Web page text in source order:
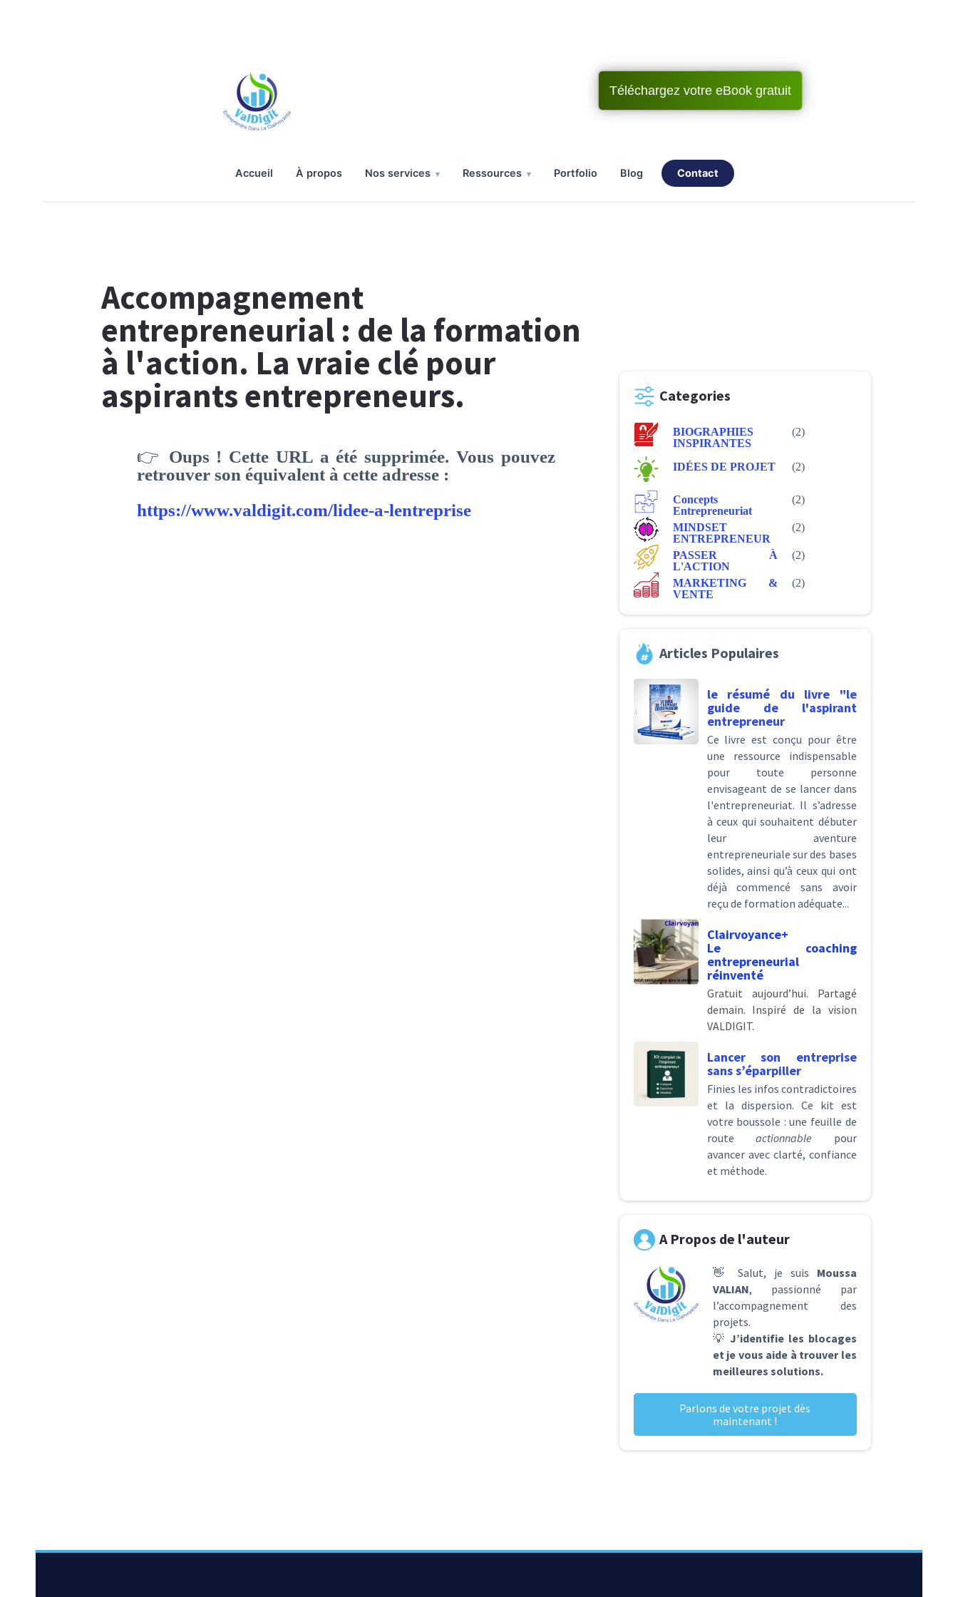
Téléchargez votre eBook gratuit
accueil à propos nos services ressources portfolio blog contact
Accompagnement
entrepreneurial : de la formation
à l'action. La vraie clé pour
aspirants entrepreneurs.
👉 Oups ! Cette URL a été supprimée. Vous pouvez
retrouver son équivalent à cette adresse :
https://www.valdigit.com/lidee-a-lentreprise
Categories
BIOGRAPHIES
INSPIRANTES
(2)
IDÉES DE PROJET (2)
Concepts
Entrepreneuriat
(2)
MINDSET
ENTREPRENEUR
(2)
PASSER À
L'ACTION
(2)
MARKETING &
VENTE
(2)
Articles Populaires
le résumé du livre "le
guide de l'aspirant
entrepreneur
Ce livre est conçu pour être
une ressource indispensable
pour toute personne
envisageant de se lancer dans
l'entrepreneuriat. Il s’adresse
à ceux qui souhaitent débuter
leur aventure
entrepreneuriale sur des bases
solides, ainsi qu’à ceux qui ont
déjà commencé sans avoir
reçu de formation adéquate...
Clairvoyance+
Le coaching
entrepreneurial
réinventé
Gratuit aujourd’hui. Partagé
demain. Inspiré de la vision
VALDIGIT.
Lancer son entreprise
sans s’éparpiller
Finies les infos contradictoires
et la dispersion. Ce kit est
votre boussole : une feuille de
routeactionnable pour
avancer avec clarté, confiance
et méthode.
A Propos de l'auteur
👋 Salut, je suis Moussa
VALIAN, passionné par
l’accompagnement des
projets.
💡 J’identifie les blocages
et je vous aide à trouver les
meilleures solutions.
Parlons de votre projet dès
maintenant !